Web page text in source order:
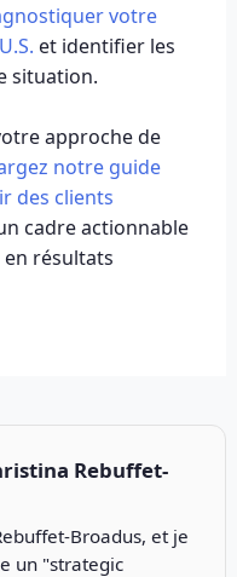
votre
et identifier les
situation.
approche de
notre guide
des clients
cadre actionnable
résultats
Rebuffet-
Broadus, et je
un "strategic